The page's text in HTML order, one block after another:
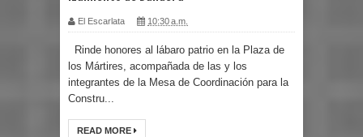
El Escarlata 10:30 a.m.
Rinde honores al lábaro patrio en la Plaza de
los Mártires, acompañada de las y los
integrantes de la Mesa de Coordinación para la
Constru...
READ MORE